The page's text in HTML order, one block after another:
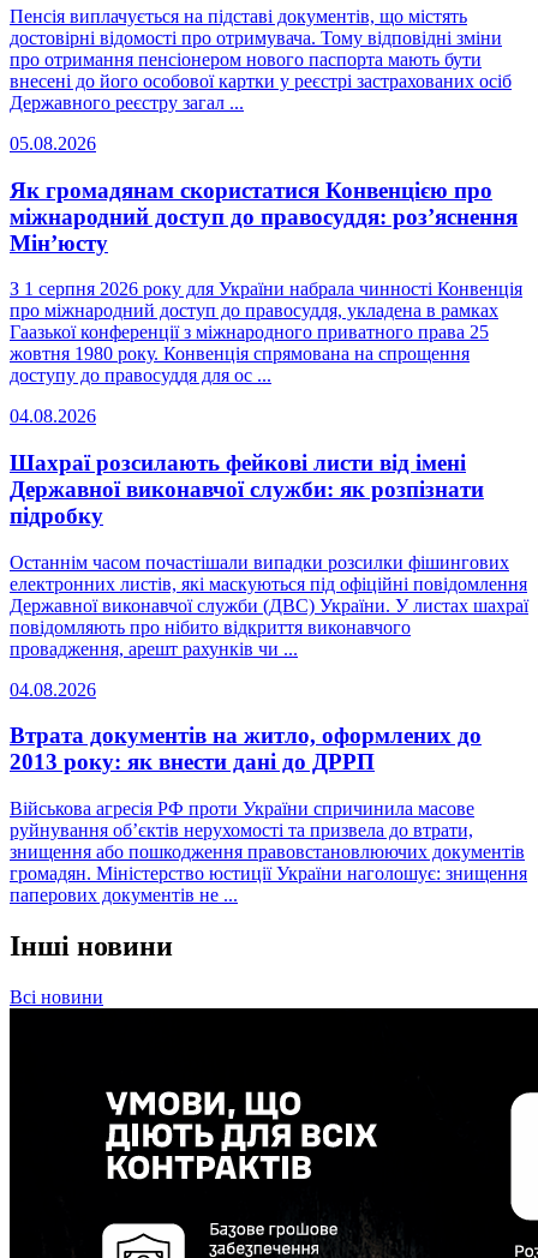
Пенсія виплачується на підставі документів, що містять
достовірні відомості про отримувача. Тому відповідні зміни
про отримання пенсіонером нового паспорта мають бути
внесені до його особової картки у реєстрі застрахованих осіб
Державного реєстру загал ...
05.08.2026
Як громадянам скористатися Конвенцією про
міжнародний доступ до правосуддя: роз’яснення
Мін’юсту
З 1 серпня 2026 року для України набрала чинності Конвенція
про міжнародний доступ до правосуддя, укладена в рамках
Гаазької конференції з міжнародного приватного права 25
жовтня 1980 року. Конвенція спрямована на спрощення
доступу до правосуддя для ос ...
04.08.2026
Шахраї розсилають фейкові листи від імені
Державної виконавчої служби: як розпізнати
підробку
Останнім часом почастішали випадки розсилки фішингових
електронних листів, які маскуються під офіційні повідомлення
Державної виконавчої служби (ДВС) України. У листах шахраї
повідомляють про нібито відкриття виконавчого
провадження, арешт рахунків чи ...
04.08.2026
Втрата документів на житло, оформлених до
2013 року: як внести дані до ДРРП
Військова агресія РФ проти України спричинила масове
руйнування об’єктів нерухомості та призвела до втрати,
знищення або пошкодження правовстановлюючих документів
громадян. Міністерство юстиції України наголошує: знищення
паперових документів не ...
Інші новини
Всі новини